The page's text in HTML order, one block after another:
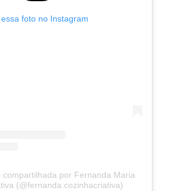
essa foto no Instagram
compartilhada por Fernanda Maria
(@fernanda.cozinhacriativa)